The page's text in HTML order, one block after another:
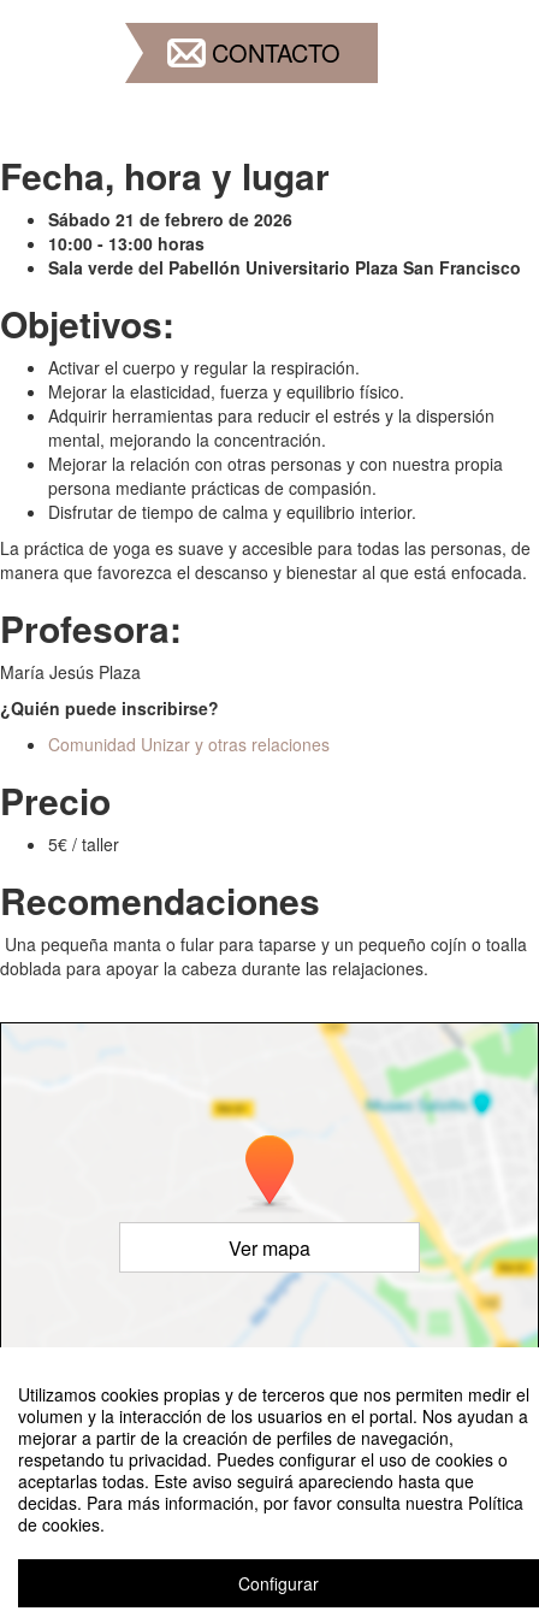
Utilizamos cookies propias y de terceros que nos permiten medir el
volumen y la interacción de los usuarios en el portal. Nos ayudan a
mejorar a partir de la creación de perfiles de navegación,
respetando tu privacidad. Puedes configurar el uso de cookies o
aceptarlas todas. Este aviso seguirá apareciendo hasta que
decidas. Para más información, por favor consulta nuestra Política
de cookies.
Configurar
CONTACTO
Fecha, hora y lugar
Sábado 21 de febrero de 2026
10:00 - 13:00 horas
Sala verde del Pabellón Universitario Plaza San Francisco
Objetivos:
Activar el cuerpo y regular la respiración.
Mejorar la elasticidad, fuerza y equilibrio físico.
Adquirir herramientas para reducir el estrés y la dispersión
mental, mejorando la concentración.
Mejorar la relación con otras personas y con nuestra propia
persona mediante prácticas de compasión.
Disfrutar de tiempo de calma y equilibrio interior.
La práctica de yoga es suave y accesible para todas las personas, de
manera que favorezca el descanso y bienestar al que está enfocada.
Profesora:
María Jesús Plaza
¿Quién puede inscribirse?
Comunidad Unizar y otras relaciones
Precio
5€ / taller
Recomendaciones
Una pequeña manta o fular para taparse y un pequeño cojín o toalla
doblada para apoyar la cabeza durante las relajaciones.
Ver mapa
Sábados de bienestar 21 de febrero
Organizado por Servicio de Actividades Deportivas